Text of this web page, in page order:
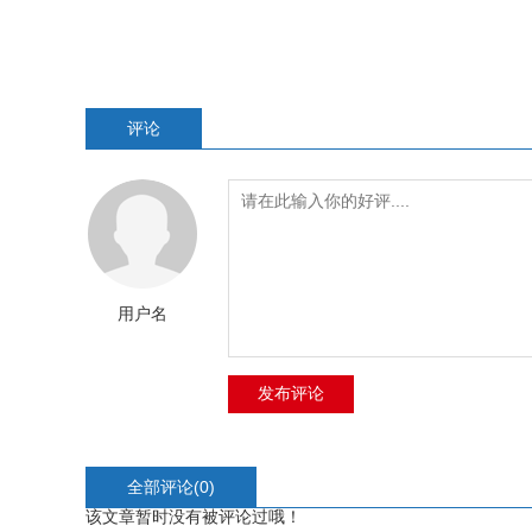
评论
用户名
全部评论(0)
该文章暂时没有被评论过哦！